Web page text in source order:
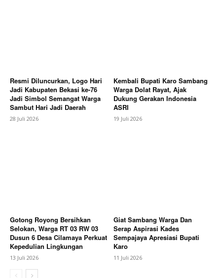
SUBSCRIBE NOW
My account
Bagikan Artikel
Resmi Diluncurkan, Logo Hari
Jadi Kabupaten Bekasi ke-76
Jadi Simbol Semangat Warga
Sambut Hari Jadi Daerah
28 Juli 2026
Kembali Bupati Karo Sambang
Warga Dolat Rayat, Ajak
Dukung Gerakan Indonesia
ASRI
19 Juli 2026
Gotong Royong Bersihkan
Selokan, Warga RT 03 RW 03
Dusun 6 Desa Cilamaya Perkuat
Kepedulian Lingkungan
13 Juli 2026
Giat Sambang Warga Dan
Serap Aspirasi Kades
Sempajaya Apresiasi Bupati
Karo
11 Juli 2026